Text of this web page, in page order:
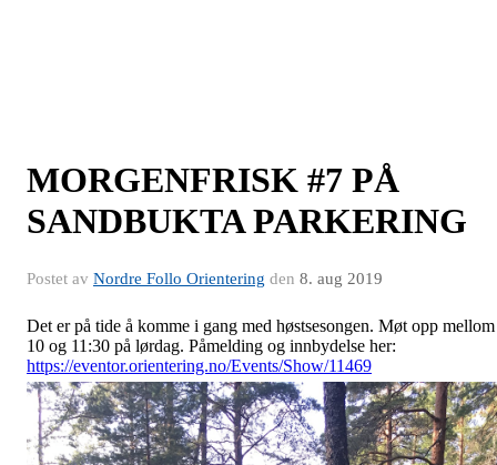
MORGENFRISK #7 PÅ
SANDBUKTA PARKERING
Postet av Nordre Follo Orientering den 8. aug 2019
Det er på tide å komme i gang med høstsesongen. Møt opp mellom
10 og 11:30 på lørdag. Påmelding og innbydelse her:
https://eventor.orientering.no/Events/Show/11469